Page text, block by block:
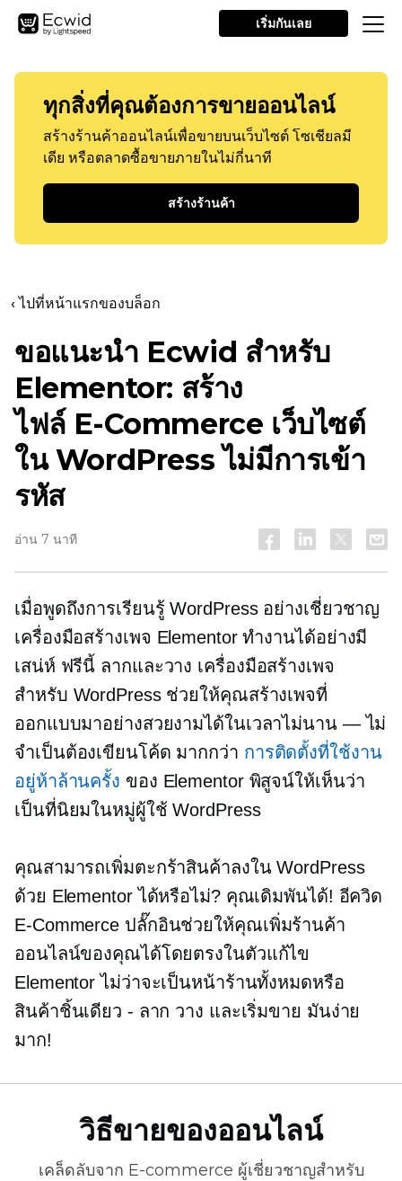
เริ่มกันเลย
ทุกสิ่งที่คุณต้องการขายออนไลน์
สร้างร้านค้าออนไลน์เพื่อขายบนเว็บไซต์ โซเชียลมี
เดีย หรือตลาดซื้อขายภายในไม่กี่นาที
สร้างร้านค้า
‹ ไปที่หน้าแรกของบล็อก
ขอแนะนำ Ecwid สำหรับ
Elementor: สร้าง
ไฟล์ E-Commerce เว็บไซต์
ใน WordPress ไม่มีการเข้า
รหัส
อ่าน 7 นาที
เมื่อพูดถึงการเรียนรู้ WordPress อย่างเชี่ยวชาญ
เครื่องมือสร้างเพจ Elementor ทำงานได้อย่างมี
เสน่ห์ ฟรีนี้ ลากและวาง เครื่องมือสร้างเพจ
สำหรับ WordPress ช่วยให้คุณสร้างเพจที่
ออกแบบมาอย่างสวยงามได้ในเวลาไม่นาน — ไม่
จำเป็นต้องเขียนโค้ด มากกว่า การติดตั้งที่ใช้งาน
อยู่ห้าล้านครั้ง ของ Elementor พิสูจน์ให้เห็นว่า
เป็นที่นิยมในหมู่ผู้ใช้ WordPress
คุณสามารถเพิ่มตะกร้าสินค้าลงใน WordPress
ด้วย Elementor ได้หรือไม่? คุณเดิมพันได้! อีควิด
E-Commerce ปลั๊กอินช่วยให้คุณเพิ่มร้านค้า
ออนไลน์ของคุณได้โดยตรงในตัวแก้ไข
Elementor ไม่ว่าจะเป็นหน้าร้านทั้งหมดหรือ
สินค้าชิ้นเดียว - ลาก วาง และเริ่มขาย มันง่าย
มาก!
วิธีขายของออนไลน์
เคล็ดลับจาก E-commerce ผู้เชี่ยวชาญสำหรับ